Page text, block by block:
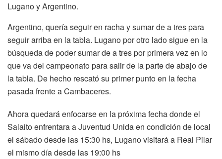
Lugano y Argentino.
Argentino, quería seguir en racha y sumar de a tres para
seguir arriba en la tabla. Lugano por otro lado sigue en la
búsqueda de poder sumar de a tres por primera vez en lo
que va del campeonato para salir de la parte de abajo de
la tabla. De hecho rescató su primer punto en la fecha
pasada frente a Cambaceres.
Ahora quedará enfocarse en la próxima fecha donde el
Salaito enfrentara a Juventud Unida en condición de local
el sábado desde las 15:30 hs, Lugano visitará a Real Pilar
el mismo día desde las 19:00 hs